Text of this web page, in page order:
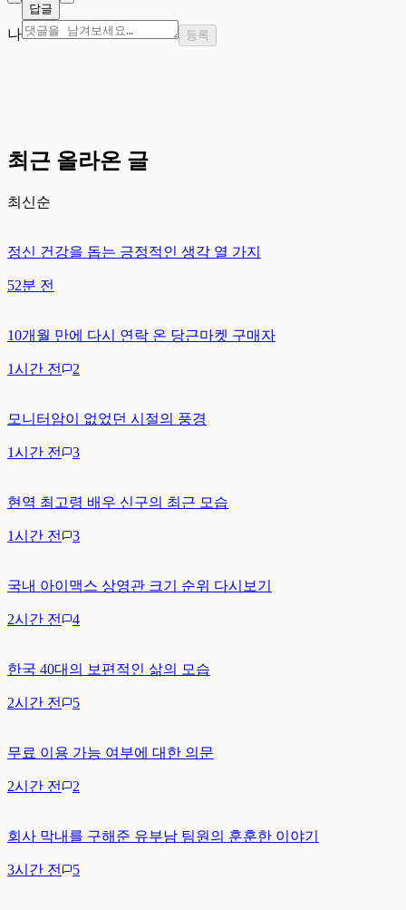
답글
나 등록
최근 올라온 글
최신순
정신 건강을 돕는 긍정적인 생각 열 가지
52분 전
10개월 만에 다시 연락 온 당근마켓 구매자
1시간 전 2
모니터암이 없었던 시절의 풍경
1시간 전 3
현역 최고령 배우 신구의 최근 모습
1시간 전 3
국내 아이맥스 상영관 크기 순위 다시보기
2시간 전 4
한국 40대의 보편적인 삶의 모습
2시간 전 5
무료 이용 가능 여부에 대한 의문
2시간 전 2
회사 막내를 구해준 유부남 팀원의 훈훈한 이야기
3시간 전 5